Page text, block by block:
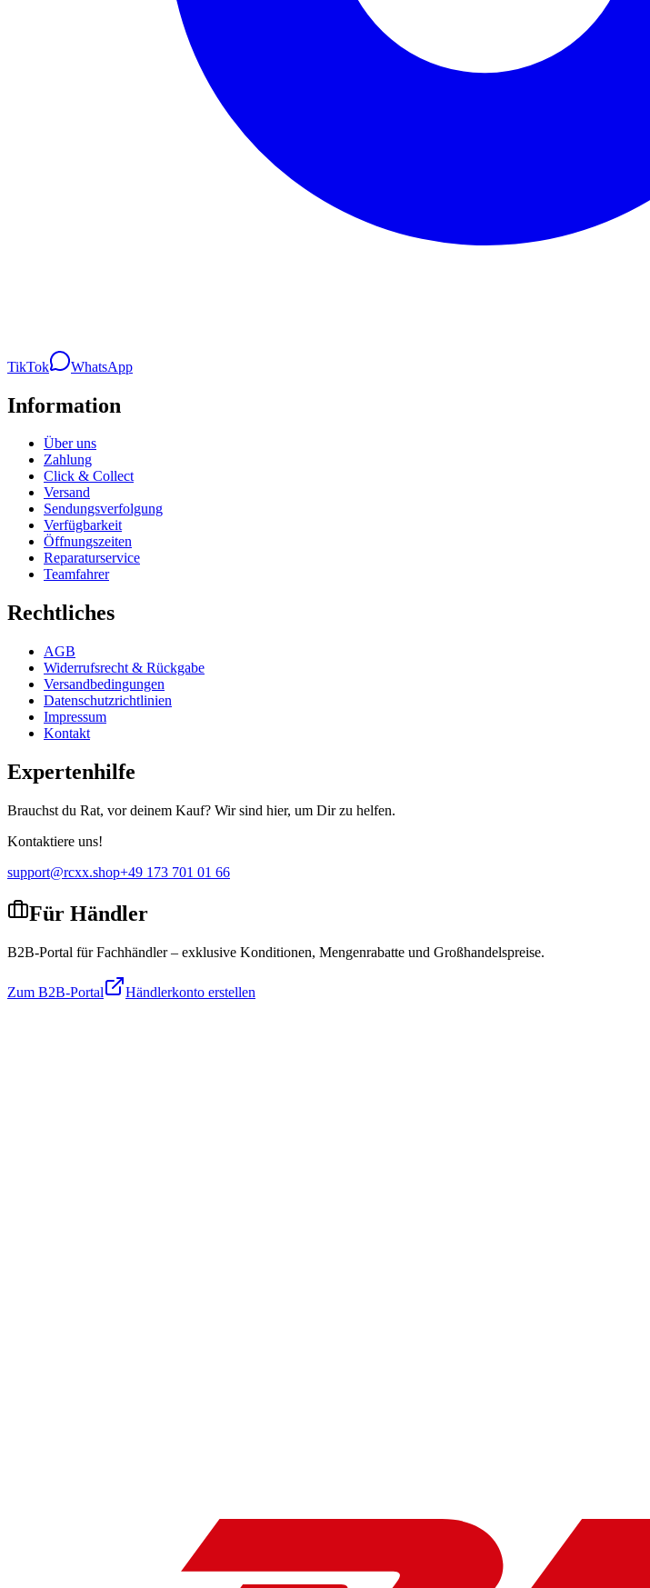
TikTok WhatsApp
Information
Über uns
Zahlung
Click & Collect
Versand
Sendungsverfolgung
Verfügbarkeit
Öffnungszeiten
Reparaturservice
Teamfahrer
Rechtliches
AGB
Widerrufsrecht & Rückgabe
Versandbedingungen
Datenschutzrichtlinien
Impressum
Kontakt
Expertenhilfe
Brauchst du Rat, vor deinem Kauf? Wir sind hier, um Dir zu helfen.
Kontaktiere uns!
support@rcxx.shop+49 173 701 01 66
Für Händler
B2B-Portal für Fachhändler – exklusive Konditionen, Mengenrabatte und Großhandelspreise.
Zum B2B-Portal Händlerkonto erstellen